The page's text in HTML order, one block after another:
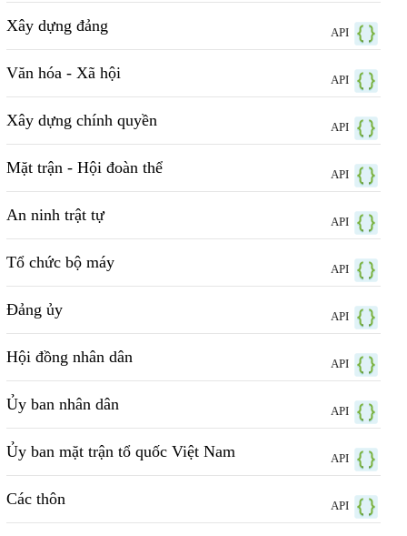
Xây dựng đảng API
Văn hóa - Xã hội API
Xây dựng chính quyền API
Mặt trận - Hội đoàn thể API
An ninh trật tự API
Tổ chức bộ máy API
Đảng ủy API
Hội đồng nhân dân API
Ủy ban nhân dân API
Ủy ban mặt trận tổ quốc Việt Nam API
Các thôn API